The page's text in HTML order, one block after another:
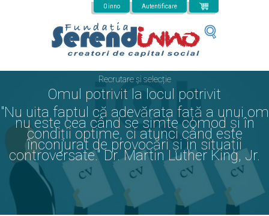
0 inno Autentificare
Recrutare și selecție
Omul potrivit la locul potrivit
"Nu uita faptul că adevărata față a unui om
nu este cea când se simte comod și în
condiții optime, ci atunci când este
înconjurat de provocări și in situații
controversate." Dr. Martin Luther King, Jr.